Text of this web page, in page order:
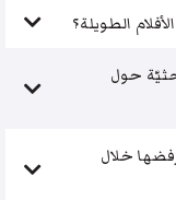
الطويلة؟
حول
خلال